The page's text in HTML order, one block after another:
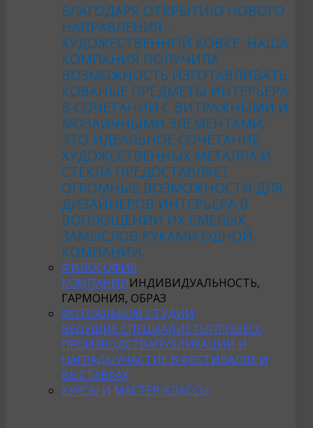
БЛАГОДАРЯ ОТКРЫТИЮ НОВОГО
НАПРАВЛЕНИЯ -
ХУДОЖЕСТВЕННОЙ КОВКЕ, НАША
КОМПАНИЯ ПОЛУЧИЛА
ВОЗМОЖНОСТЬ ИЗГОТАВЛИВАТЬ
КОВАНЫЕ ПРЕДМЕТЫ ИНТЕРЬЕРА
В СОЧЕТАНИИ С ВИТРАЖНЫМИ И
МОЗАИЧНЫМИ ЭЛЕМЕНТАМИ.
ЭТО ИДЕАЛЬНОЕ СОЧЕТАНИЕ
ХУДОЖЕСТВЕННЫХ МЕТАЛЛА И
СТЕКЛА ПРЕДОСТАВЛЯЕТ
ОГРОМНЫЕ ВОЗМОЖНОСТИ ДЛЯ
ДИЗАЙНЕРОВ ИНТЕРЬЕРА В
ВОПЛОЩЕНИИ ИХ СМЕЛЫХ
ЗАМЫСЛОВ РУКАМИ ОДНОЙ
КОМПАНИИ.
ФИЛОСОФИЯ
КОМПАНИИИНДИВИДУАЛЬНОСТЬ,
ГАРМОНИЯ, ОБРАЗ
ФОТОАЛЬБОМ СТУДИИ
ВЕДУЩИЕ СПЕЦИАЛИСТЫПРОЦЕСС
ПРОИЗВОДСТВАПУБЛИКАЦИИ И
НАГРАДЫУЧАСТИЕ В ФЕСТИВАЛЯХ И
ВЫСТАВКАХ
КУРСЫ И МАСТЕР-КЛАССЫ